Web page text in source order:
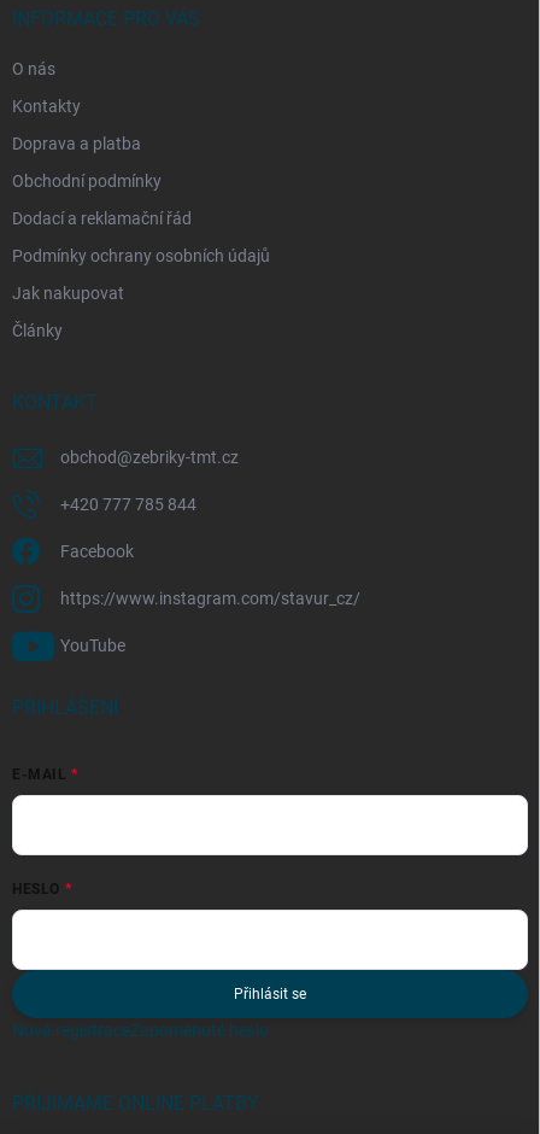
INFORMACE PRO VÁS
O nás
Kontakty
Doprava a platba
Obchodní podmínky
Dodací a reklamační řád
Podmínky ochrany osobních údajů
Jak nakupovat
Články
KONTAKT
obchod@zebriky-tmt.cz
+420 777 785 844
Facebook
https://www.instagram.com/stavur_cz/
YouTube
PŘIHLÁŠENÍ
E-MAIL
HESLO
Přihlásit se
Nová registraceZapomenuté heslo
PŘIJÍMÁME ONLINE PLATBY